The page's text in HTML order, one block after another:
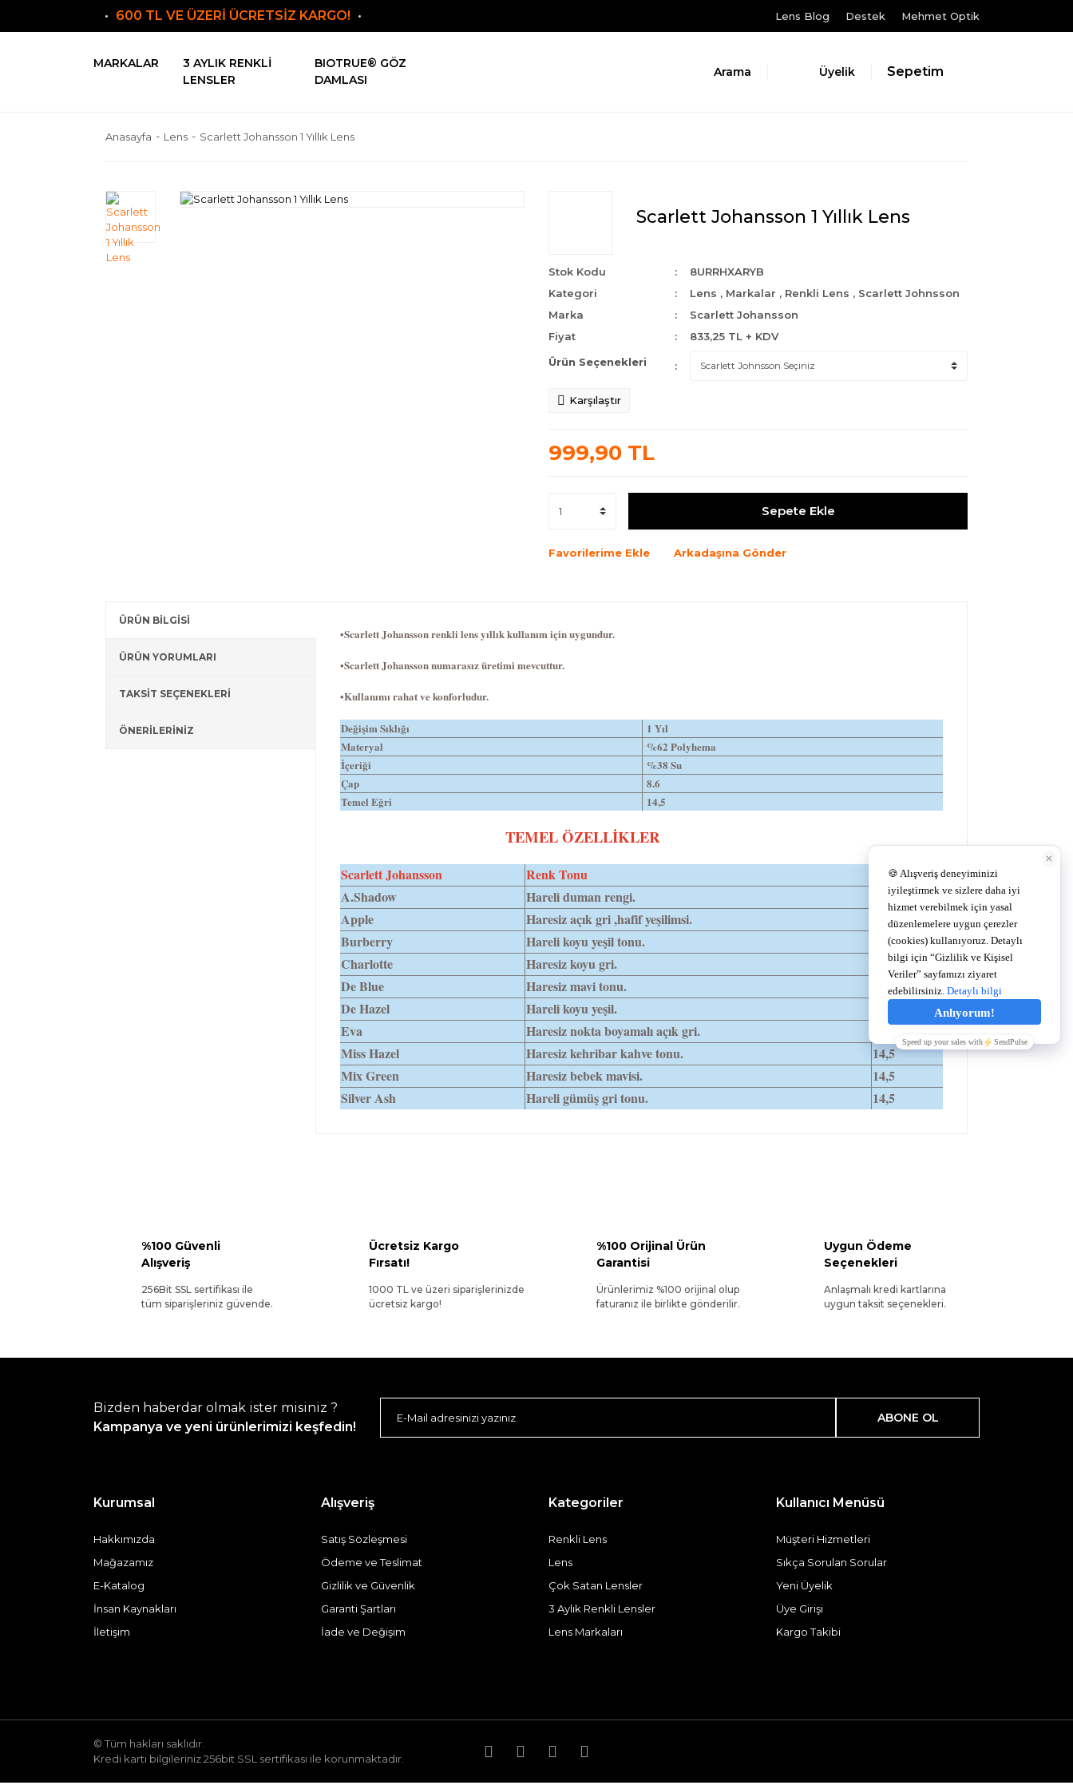
600 TL VE ÜZERİ ÜCRETSİZ KARGO! Lens Blog Destek Mehmet Optik
MARKALAR
3 AYLIK RENKLI
LENSLER
BIOTRUE® GÖZ
DAMLASI
Arama Üyelik Sepetim
Anasayfa Lens Scarlett Johansson 1 Yıllık Lens
Scarlett Johansson 1 Yıllık Lens
Stok Kodu
8URRHXARYB
Kategori
Lens , Markalar , Renkli Lens , Scarlett Johnsson
Marka
Scarlett Johansson
Fiyat
833,25 TL + KDV
Ürün Seçenekleri
Karşılaştır
999,90 TL
Sepete Ekle
Favorilerime Ekle Arkadaşına Gönder
ÜRÜN BİLGİSİ
ÜRÜN YORUMLARI
TAKSİT SEÇENEKLERİ
ÖNERİLERİNİZ
•Scarlett Johansson renkli lens yıllık kullanım için uygundur.
•Scarlett Johansson numarasız üretimi mevcuttur.
•Kullanımı rahat ve konforludur.
Değişim Sıklığı
1 Yıl
Materyal
%62 Polyhema
İçeriği
%38 Su
Çap
8.6
Temel Eğri
14,5
TEMEL ÖZELLİKLER
Scarlett Johansson Renk Tonu
Dıa
A.Shadow
Hareli duman rengi.
14,5
Apple
Haresiz açık gri ,hafif yeşilimsi.
14,5
Burberry
Hareli koyu yeşil tonu.
14,5
Charlotte
Haresiz koyu gri.
14,5
De Blue
Haresiz mavi tonu.
14,5
De Hazel
Hareli koyu yeşil.
Eva
Haresiz nokta boyamalı açık gri.
14,5
Miss Hazel
Haresiz kehribar kahve tonu.
14,5
Mix Green
Haresiz bebek mavisi.
14,5
Silver Ash
Hareli gümüş gri tonu. 14,5
%100 Güvenli
Alışveriş
256Bit SSL sertifikası ile
tüm siparişleriniz güvende.
Ücretsiz Kargo
Fırsatı!
1000 TL ve üzeri siparişlerinizde
ücretsiz kargo!
%100 Orijinal Ürün
Garantisi
Ürünlerimiz %100 orijinal olup
faturanız ile birlikte gönderilir.
Uygun Ödeme
Seçenekleri
Anlaşmalı kredi kartlarına
uygun taksit seçenekleri.
Bizden haberdar olmak ister misiniz ?
Kampanya ve yeni ürünlerimizi keşfedin!
ABONE OL
Kurumsal
Hakkımızda
Mağazamız
E-Katalog
İnsan Kaynakları
İletişim
Alışveriş
Satış Sözleşmesi
Ödeme ve Teslimat
Gizlilik ve Güvenlik
Garanti Şartları
İade ve Değişim
Kategoriler
Renkli Lens
Lens
Çok Satan Lensler
3 Aylık Renkli Lensler
Lens Markaları
Kullanıcı Menüsü
Müşteri Hizmetleri
Sıkça Sorulan Sorular
Yeni Üyelik
Üye Girişi
Kargo Takibi
© Tüm hakları saklıdır.
Kredi kartı bilgileriniz 256bit SSL sertifikası ile korunmaktadır.